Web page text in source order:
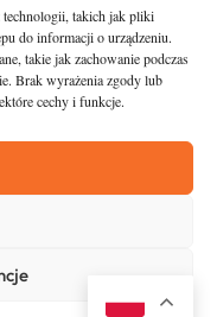
technologii, takich jak pliki
do informacji o urządzeniu.
takie jak zachowanie podczas
Brak wyrażenia zgody lub
cechy i funkcje.
Patronem